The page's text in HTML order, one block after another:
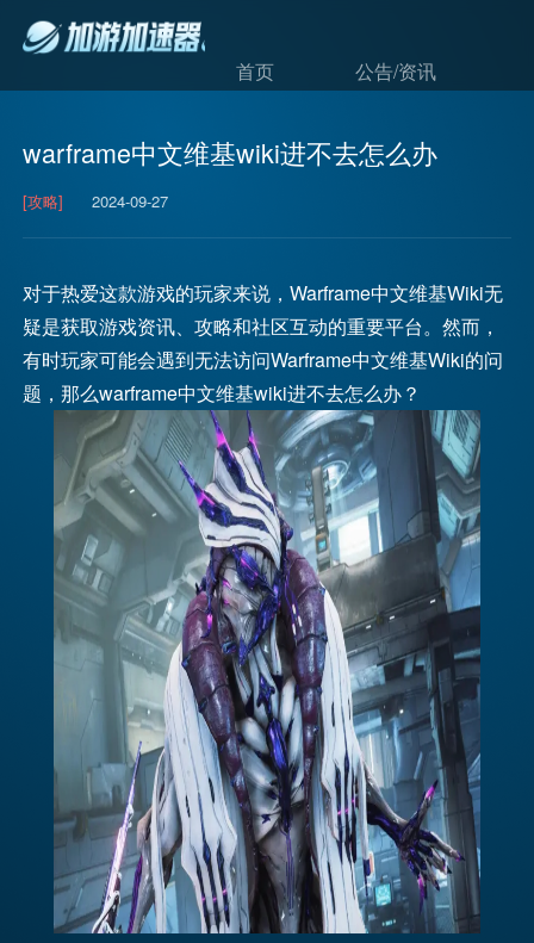
首页 公告/资讯
warframe中文维基wiki进不去怎么办
[攻略] 2024-09-27
对于热爱这款游戏的玩家来说，Warframe中文维基Wiki无
疑是获取游戏资讯、攻略和社区互动的重要平台。然而，
有时玩家可能会遇到无法访问Warframe中文维基Wiki的问
题，那么warframe中文维基wiki进不去怎么办？